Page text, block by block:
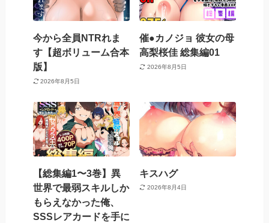
今から全員NTRれま
す【超ボリューム合本
版】
2026年8月5日
催●カノジョ 彼女の母
高梨桜佳 総集編01
2026年8月5日
【総集編1〜3巻】異
世界で最弱スキルしか
もらえなかった俺、
SSSレアカードを手に
キスハグ
2026年8月4日